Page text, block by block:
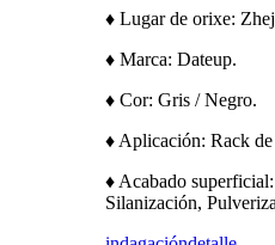
♦ Lugar de orixe:
♦ Marca: Dateup.
♦ Cor: Gris / Negro.
♦ Aplicación: Rack de
♦ Acabado
Silanización,